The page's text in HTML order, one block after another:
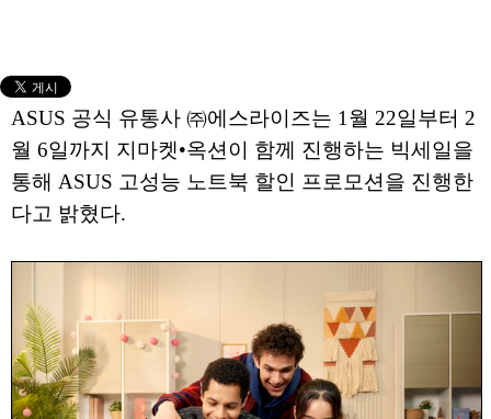
ASUS 공식 유통사 ㈜에스라이즈는 1월 22일부터 2
월 6일까지 지마켓•옥션이 함께 진행하는 빅세일을
통해 ASUS 고성능 노트북 할인 프로모션을 진행한
다고 밝혔다.